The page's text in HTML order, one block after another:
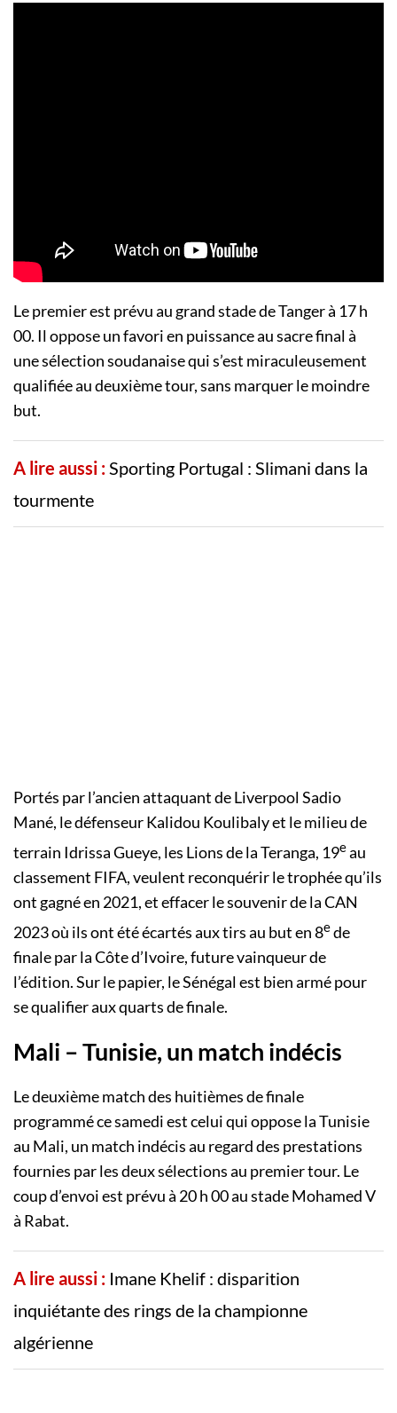
Le premier est prévu au grand stade de Tanger à 17 h
00. Il oppose un favori en puissance au sacre final à
une sélection soudanaise qui s’est miraculeusement
qualifiée au deuxième tour, sans marquer le moindre
but.
A lire aussi :Sporting Portugal : Slimani dans la
tourmente
Portés par l’ancien attaquant de Liverpool Sadio
Mané, le défenseur Kalidou Koulibaly et le milieu de
terrain Idrissa Gueye, les Lions de la Teranga, 19eau
classement FIFA, veulent reconquérir le trophée qu’ils
ont gagné en 2021, et effacer le souvenir de la CAN
2023 où ils ont été écartés aux tirs au but en 8ede
finale par la Côte d’Ivoire, future vainqueur de
l’édition. Sur le papier, le Sénégal est bien armé pour
se qualifier aux quarts de finale.
Mali – Tunisie, un match indécis
Le deuxième match des huitièmes de finale
programmé ce samedi est celui qui oppose la Tunisie
au Mali, un match indécis au regard des prestations
fournies par les deux sélections au premier tour. Le
coup d’envoi est prévu à 20 h 00 au stade Mohamed V
à Rabat.
A lire aussi : Imane Khelif : disparition
inquiétante des rings de la championne
algérienne